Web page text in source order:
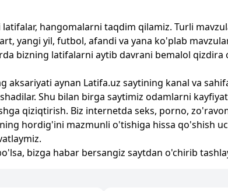
hangomalarni taqdim qilamiz. Turli
yangi yil, futbol, afandi va yana ko'plab
bizning latifalarni aytib davrani bemalol
aynan Latifa.uz saytining kanal va
Shu bilan birga saytimiz odamlarni
qiziqtirish. Biz internetda seks, porno,
hordig'ini mazmunli o'tishiga hissa qo'shish
bizga habar bersangiz saytdan o'chirib